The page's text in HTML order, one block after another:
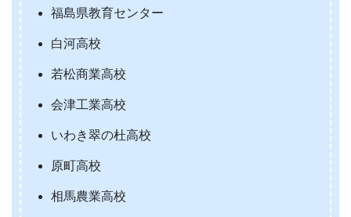
福島県教育センター
白河高校
若松商業高校
会津工業高校
いわき翠の杜高校
原町高校
相馬農業高校